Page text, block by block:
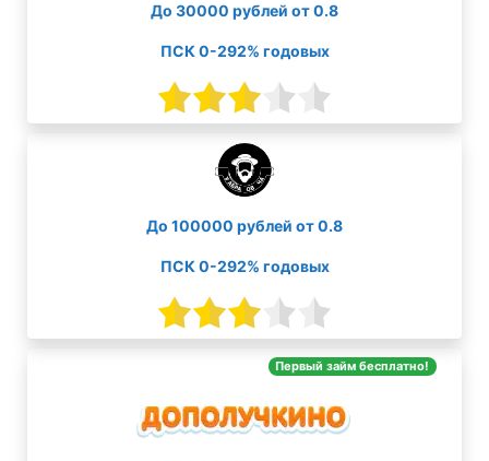
До 30000 рублей от 0.8
ПСК 0-292% годовых
До 100000 рублей от 0.8
ПСК 0-292% годовых
Первый займ бесплатно!